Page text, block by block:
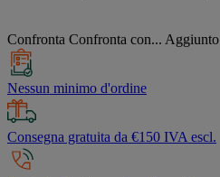
Confronta Confronta con... Aggiunto
Nessun minimo d'ordine
Consegna gratuita da €150 IVA escl.